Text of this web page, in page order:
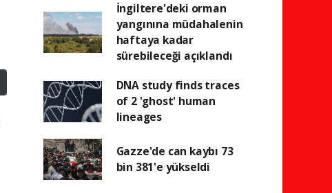
İngiltere'deki orman
yangınına müdahalenin
haftaya kadar
sürebileceği açıklandı
DNA study finds traces
of 2 'ghost' human
lineages
Gazze'de can kaybı 73
bin 381'e yükseldi